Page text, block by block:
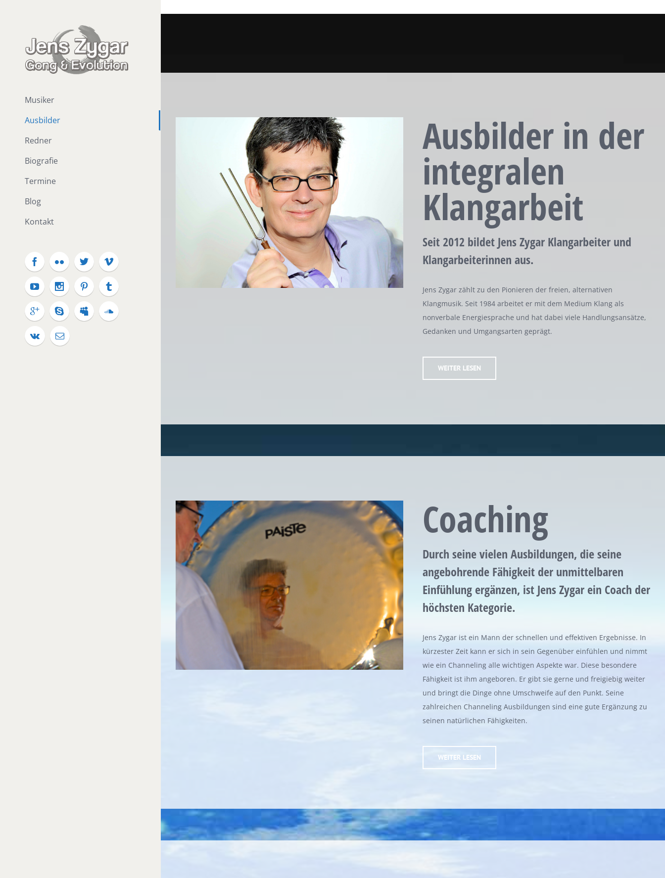
Musiker
Ausbilder
Redner
Biografie
Termine
Blog
Kontakt
Ausbilder in der
integralen
Klangarbeit
Seit 2012 bildet Jens Zygar Klangarbeiter und
Klangarbeiterinnen aus.
Jens Zygar zählt zu den Pionieren der freien, alternativen
Klangmusik. Seit 1984 arbeitet er mit dem Medium Klang als
nonverbale Energiesprache und hat dabei viele Handlungsansätze,
Gedanken und Umgangsarten geprägt.
WEITER LESEN
Coaching
Durch seine vielen Ausbildungen, die seine
angebohrende Fähigkeit der unmittelbaren
Einfühlung ergänzen, ist Jens Zygar ein Coach der
höchsten Kategorie.
Jens Zygar ist ein Mann der schnellen und effektiven Ergebnisse. In
kürzester Zeit kann er sich in sein Gegenüber einfühlen und nimmt
wie ein Channeling alle wichtigen Aspekte war. Diese besondere
Fähigkeit ist ihm angeboren. Er gibt sie gerne und freigiebig weiter
und bringt die Dinge ohne Umschweife auf den Punkt. Seine
zahlreichen Channeling Ausbildungen sind eine gute Ergänzung zu
seinen natürlichen Fähigkeiten.
WEITER LESEN